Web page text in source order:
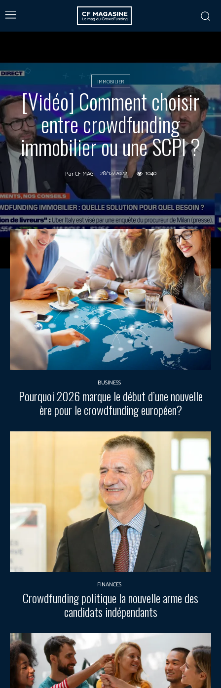
IMMOBILIER
[Vidéo] Comment choisir
entre crowdfunding
immobilier ou une SCPI ?
ParCF MAG 28/12/2022 1040
BUSINESS
Pourquoi 2026 marque le début d’une nouvelle
ère pour le crowdfunding européen?
FINANCES
Crowdfunding politique la nouvelle arme des
candidats indépendants